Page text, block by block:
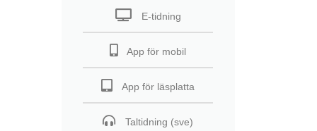
E-tidning
App för mobil
App för läsplatta
Taltidning (sve)